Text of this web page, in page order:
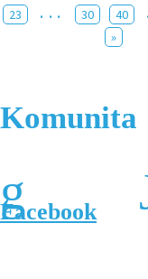
23
... 30 40
»
Komunita
Facebook